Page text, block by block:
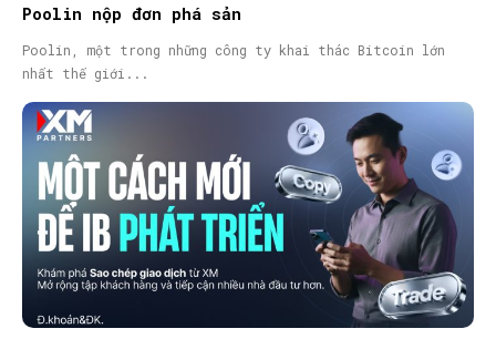
Poolin nộp đơn phá sản
Poolin, một trong những công ty khai thác Bitcoin lớn
nhất thế giới...